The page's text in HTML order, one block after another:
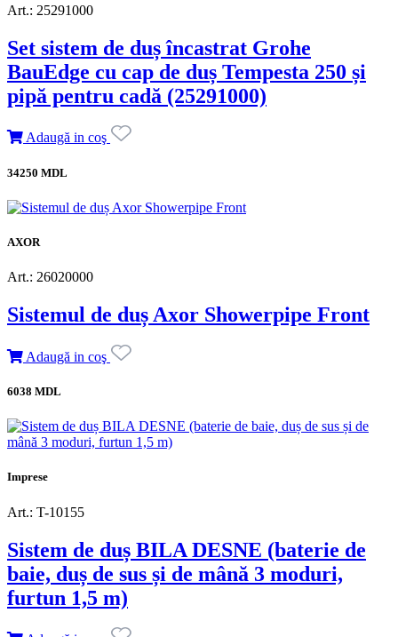
Art.: 25291000
Set sistem de duș încastrat Grohe
BauEdge cu cap de duș Tempesta 250 și
pipă pentru cadă (25291000)
Adaugă in coş
34250 MDL
AXOR
Art.: 26020000
Sistemul de duș Axor Showerpipe Front
Adaugă in coş
6038 MDL
Imprese
Art.: T-10155
Sistem de duș BILA DESNE (baterie de
baie, duș de sus și de mână 3 moduri,
furtun 1,5 m)